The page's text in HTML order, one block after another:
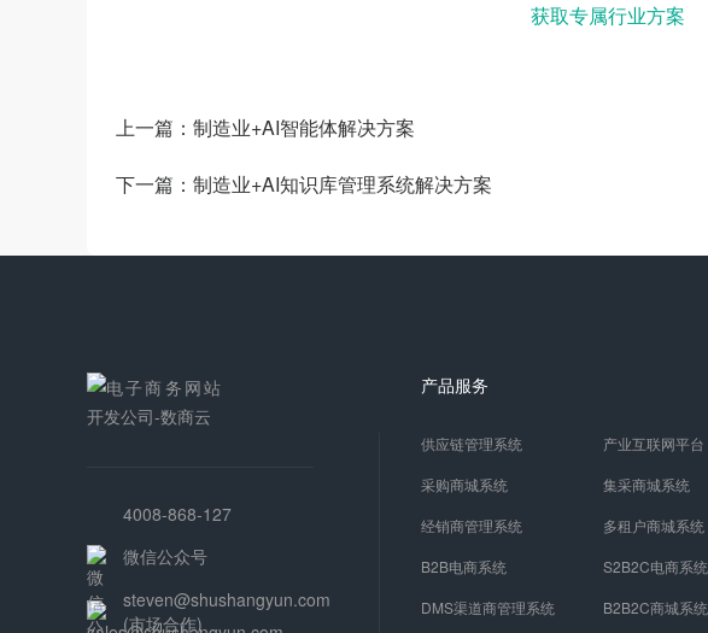
获取专属行业方案
上一篇： 制造业+AI智能体解决方案
下一篇： 制造业+AI知识库管理系统解决方案
4008-868-127
微信公众号
steven@shushangyun.com
(市场合作)
产品服务
供应链管理系统
产业互联网平台
采购商城系统
集采商城系统
经销商管理系统
多租户商城系统
B2B电商系统
S2B2C电商系统
DMS渠道商管理系统
B2B2C商城系统